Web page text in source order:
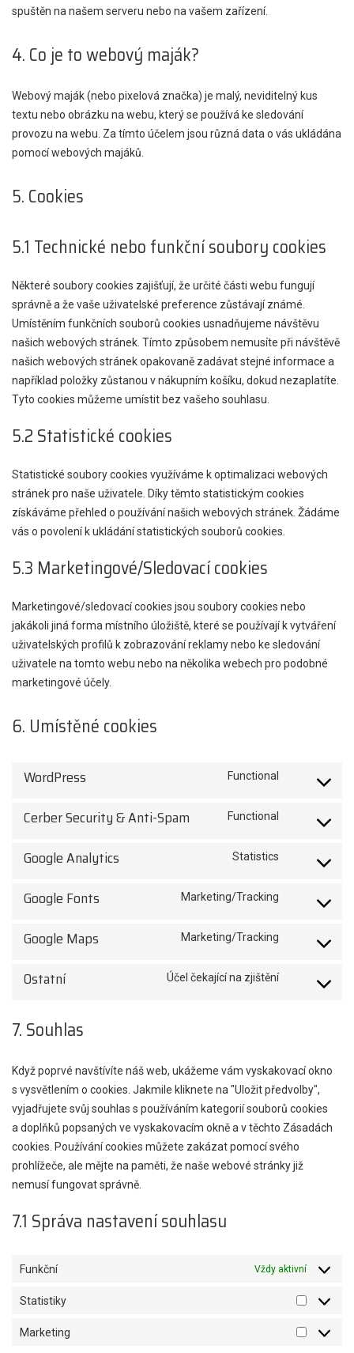
spuštěn na našem serveru nebo na vašem zařízení.
4. Co je to webový maják?
Webový maják (nebo pixelová značka) je malý, neviditelný kus
textu nebo obrázku na webu, který se používá ke sledování
provozu na webu. Za tímto účelem jsou různá data o vás ukládána
pomocí webových majáků.
5. Cookies
5.1 Technické nebo funkční soubory cookies
Některé soubory cookies zajišťují, že určité části webu fungují
správně a že vaše uživatelské preference zůstávají známé.
Umístěním funkčních souborů cookies usnadňujeme návštěvu
našich webových stránek. Tímto způsobem nemusíte při návštěvě
našich webových stránek opakovaně zadávat stejné informace a
například položky zůstanou v nákupním košíku, dokud nezaplatíte.
Tyto cookies můžeme umístit bez vašeho souhlasu.
5.2 Statistické cookies
Statistické soubory cookies využíváme k optimalizaci webových
stránek pro naše uživatele. Díky těmto statistickým cookies
získáváme přehled o používání našich webových stránek. Žádáme
vás o povolení k ukládání statistických souborů cookies.
5.3 Marketingové/Sledovací cookies
Marketingové/sledovací cookies jsou soubory cookies nebo
jakákoli jiná forma místního úložiště, které se používají k vytváření
uživatelských profilů k zobrazování reklamy nebo ke sledování
uživatele na tomto webu nebo na několika webech pro podobné
marketingové účely.
6. Umístěné cookies
WordPress
Functional
Consent
service
Cerber Security & Anti-Spam
Functional
Consent
service
security-
Google Analytics
Statistics
Consent
service
analytics
Google Fonts
Marketing/Tracking
Consent
service
Google Maps
Marketing/Tracking
Consent
service
Ostatní
Účel čekající na zjištění
Consent
7. Souhlas
Když poprvé navštívíte náš web, ukážeme vám vyskakovací okno
s vysvětlením o cookies. Jakmile kliknete na "Uložit předvolby",
vyjadřujete svůj souhlas s používáním kategorií souborů cookies
a doplňků popsaných ve vyskakovacím okně a v těchto Zásadách
cookies. Používání cookies můžete zakázat pomocí svého
prohlížeče, ale mějte na paměti, že naše webové stránky již
nemusí fungovat správně.
7.1 Správa nastavení souhlasu
Funkční Vždy aktivní
Statistiky Statistiky
Marketing